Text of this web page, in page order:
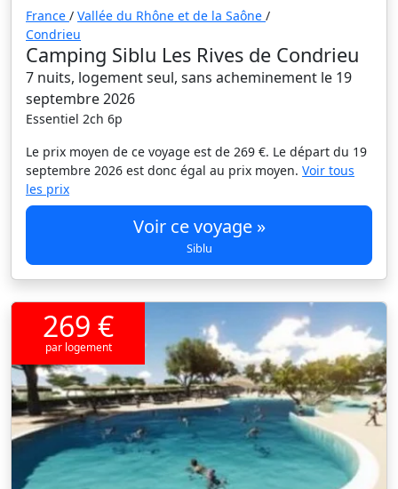
France / Vallée du Rhône et de la Saône /
Condrieu
Camping Siblu Les Rives de Condrieu
7 nuits, logement seul, sans acheminement le 19
septembre 2026
Essentiel 2ch 6p
Le prix moyen de ce voyage est de 269 €. Le départ du 19
septembre 2026 est donc égal au prix moyen. Voir tous
les prix
Voir ce voyage »
Siblu
269 €
par logement